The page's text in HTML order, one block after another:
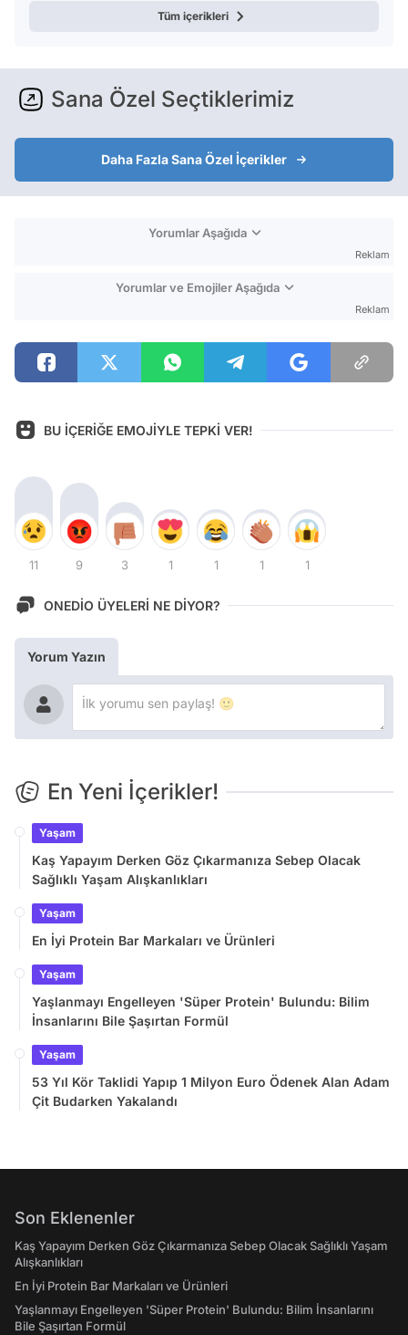
Tüm içerikleri
Sana Özel Seçtiklerimiz
Daha Fazla Sana Özel İçerikler
Yorumlar Aşağıda
Reklam
Yorumlar ve Emojiler Aşağıda
Reklam
BU İÇERİĞE EMOJİYLE TEPKİ VER!
11 9 3 1 1 1 1
ONEDİO ÜYELERİ NE DİYOR?
Yorum Yazın
En Yeni İçerikler!
Yaşam
Kaş Yapayım Derken Göz Çıkarmanıza Sebep Olacak
Sağlıklı Yaşam Alışkanlıkları
Yaşam
En İyi Protein Bar Markaları ve Ürünleri
Yaşam
Yaşlanmayı Engelleyen 'Süper Protein' Bulundu: Bilim
İnsanlarını Bile Şaşırtan Formül
Yaşam
53 Yıl Kör Taklidi Yapıp 1 Milyon Euro Ödenek Alan Adam
Çit Budarken Yakalandı
Son Eklenenler
Kaş Yapayım Derken Göz Çıkarmanıza Sebep Olacak Sağlıklı Yaşam
Alışkanlıkları
En İyi Protein Bar Markaları ve Ürünleri
Yaşlanmayı Engelleyen 'Süper Protein' Bulundu: Bilim İnsanlarını
Bile Şaşırtan Formül